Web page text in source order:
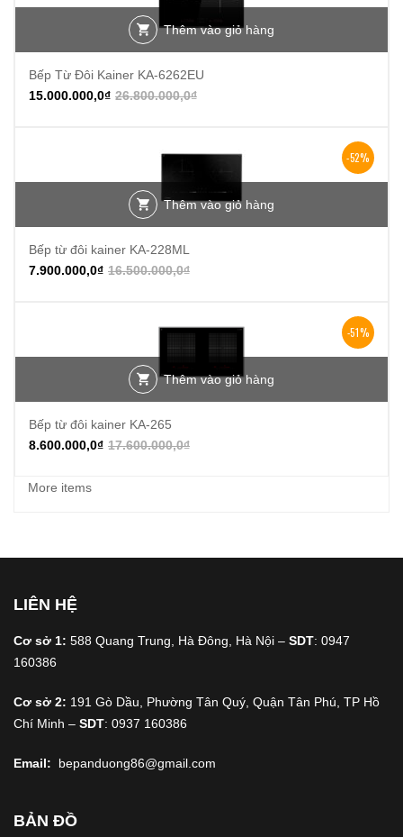
Thêm vào giỏ hàng
Bếp Từ Đôi Kainer KA-6262EU
26.800.000,0₫
15.000.000,0₫
-52%
Thêm vào giỏ hàng
Bếp từ đôi kainer KA-228ML
16.500.000,0₫
7.900.000,0₫
-51%
Thêm vào giỏ hàng
Bếp từ đôi kainer KA-265
17.600.000,0₫
8.600.000,0₫
More items
LIÊN HỆ
Cơ sở 1: 588 Quang Trung, Hà Đông, Hà Nội – SDT: 0947
160386
Cơ sở 2: 191 Gò Dầu, Phường Tân Quý, Quận Tân Phú, TP Hồ
Chí Minh – SDT: 0937 160386
Email: bepanduong86@gmail.com
BẢN ĐỒ